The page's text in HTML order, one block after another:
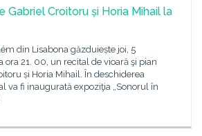
Gabriel Croitoru și Horia Mihail la
din Lisabona găzduiește joi, 5
ora 21. 00, un recital de vioară şi pian
și Horia Mihail. În deschiderea
va fi inaugurată expoziţia „Sonorul în